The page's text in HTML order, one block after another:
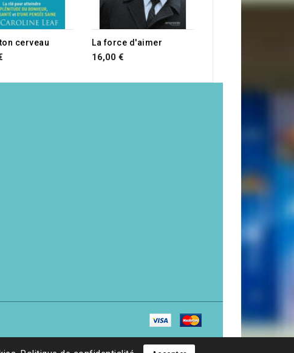
cerveau La force d'aimer
16,00 €